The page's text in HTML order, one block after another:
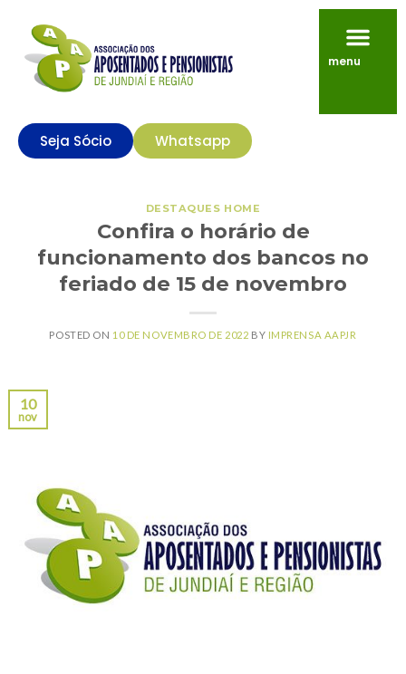
menu
Seja Sócio Whatsapp
DESTAQUES HOME
Confira o horário de
funcionamento dos bancos no
feriado de 15 de novembro
POSTED ON 10 DE NOVEMBRO DE 2022 BY IMPRENSA AAPJR
10
nov